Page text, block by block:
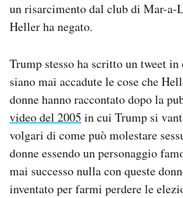
un risarcimento dal club di Mar-a-
Heller ha negato.
Trump stesso ha scritto un tweet in
siano mai accadute le cose che
donne hanno raccontato dopo la
video del 2005 in cui Trump si
volgari di come può molestare
donne essendo un personaggio
mai successo nulla con queste
inventato per farmi perdere le